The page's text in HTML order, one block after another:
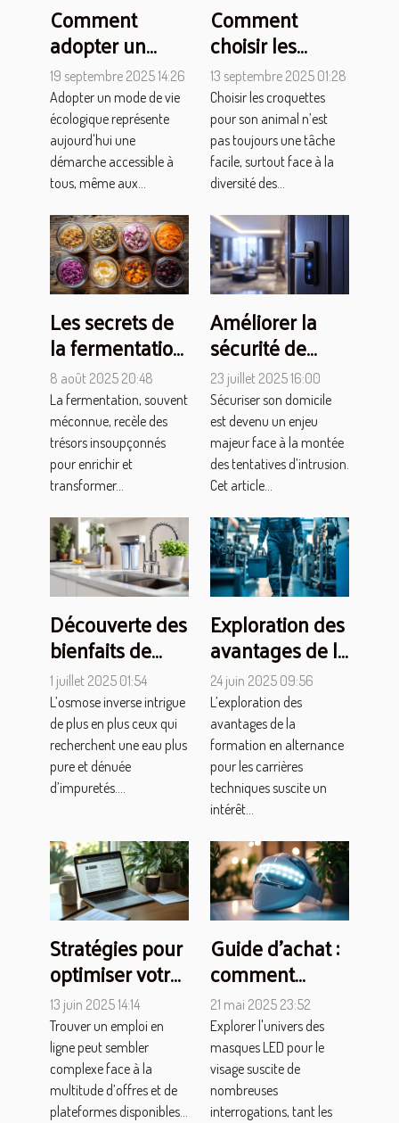
Comment
adopter un
mode de vie
écologique
grâce à des
astuces simples
19 septembre 2025 14:26
Adopter un mode de vie
écologique représente
aujourd'hui une
démarche accessible à
tous, même aux...
Comment
choisir les
croquettes
adaptées aux
besoins
spécifiques de
votre animal ?
13 septembre 2025 01:28
Choisir les croquettes
pour son animal n’est
pas toujours une tâche
facile, surtout face à la
diversité des...
Les secrets de
la fermentation
: transformer
votre
alimentation
8 août 2025 20:48
La fermentation, souvent
méconnue, recèle des
trésors insoupçonnés
pour enrichir et
transformer...
Améliorer la
sécurité de
votre maison
grâce à des
serrures
modernes
23 juillet 2025 16:00
Sécuriser son domicile
est devenu un enjeu
majeur face à la montée
des tentatives d’intrusion.
Cet article...
Découverte des
bienfaits de
l'osmose
inverse pour
une eau plus
pure
1 juillet 2025 01:54
L’osmose inverse intrigue
de plus en plus ceux qui
recherchent une eau plus
pure et dénuée
d’impuretés....
Exploration des
avantages de la
formation en
alternance
pour les
carrières
techniques
24 juin 2025 09:56
L’exploration des
avantages de la
formation en alternance
pour les carrières
techniques suscite un
intérêt...
Stratégies pour
optimiser votre
recherche
d'emploi en
ligne
13 juin 2025 14:14
Trouver un emploi en
ligne peut sembler
complexe face à la
multitude d’offres et de
plateformes disponibles...
Guide d'achat :
comment
identifier les
caractéristiques
clés d'un
masque LED
efficace
21 mai 2025 23:52
Explorer l'univers des
masques LED pour le
visage suscite de
nombreuses
interrogations, tant les